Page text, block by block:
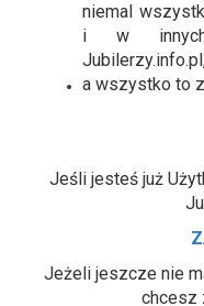
niemal
i w
a wszystko to
Jeśli jesteś już
Jeżeli jeszcze nie
chcesz